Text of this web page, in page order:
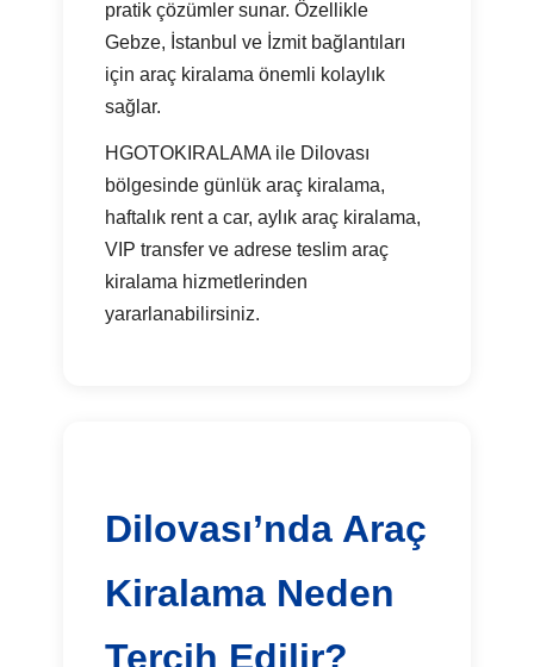
pratik çözümler sunar. Özellikle
Gebze, İstanbul ve İzmit bağlantıları
için araç kiralama önemli kolaylık
sağlar.
HGOTOKIRALAMA ile Dilovası
bölgesinde günlük araç kiralama,
haftalık rent a car, aylık araç kiralama,
VIP transfer ve adrese teslim araç
kiralama hizmetlerinden
yararlanabilirsiniz.
Dilovası’nda Araç
Kiralama Neden
Tercih Edilir?